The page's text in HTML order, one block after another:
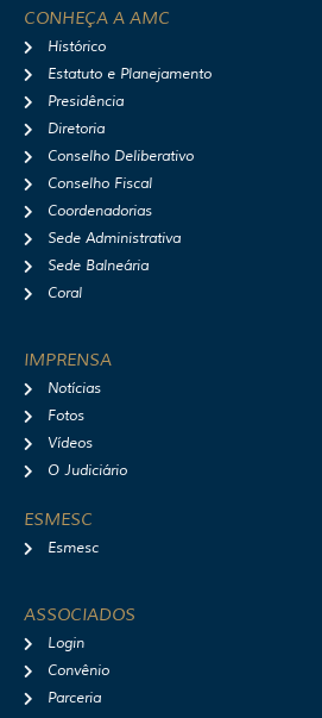
t
r
CONHEÇA A AMC
Histórico
Estatuto e Planejamento
Presidência
Diretoria
Conselho Deliberativo
Conselho Fiscal
Coordenadorias
Sede Administrativa
Sede Balneária
Coral
IMPRENSA
Notícias
Fotos
Vídeos
O Judiciário
ESMESC
Esmesc
ASSOCIADOS
Login
Convênio
Parceria